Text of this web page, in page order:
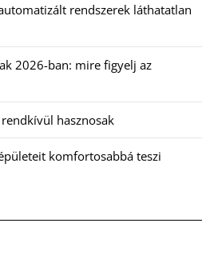
rendszerek láthatatlan
2026-ban: mire figyelj az
hasznosak
komfortosabbá teszi